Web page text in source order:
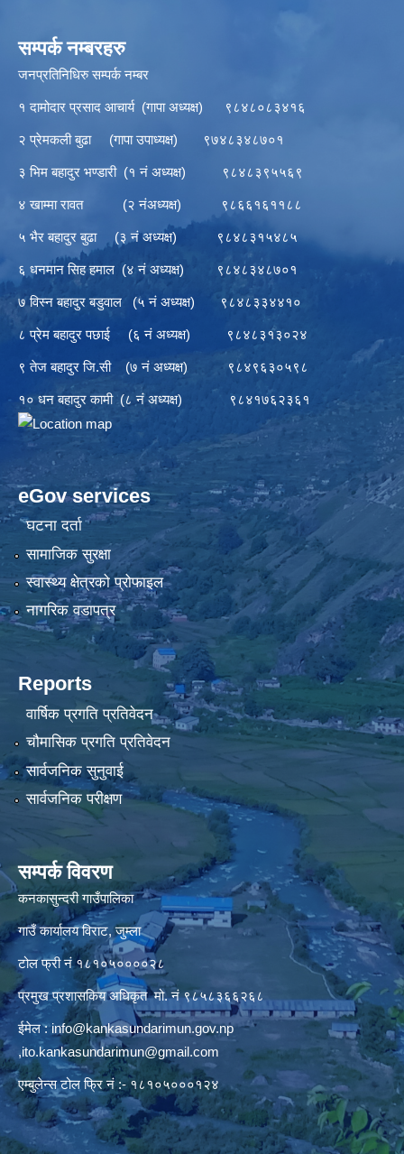
सम्पर्क नम्बरहरु
जनप्रतिनिधिरु सम्पर्क नम्बर
१ दामोदार प्रसाद आचार्य (गापा अध्यक्ष) ९८४८०८३४१६
२ प्रेमकली बुढा (गापा उपाध्यक्ष) ९७४८३४८७०१
३ भिम बहादुर भण्डारी (१ नं अध्यक्ष) ९८४८३९५५६९
४ खाम्मा रावत (२ नंअध्यक्ष) ९८६६१६११८८
५ भैर बहादुर बुढा (३ नं अध्यक्ष) ९८४८३१५४८५
६ धनमान सिह हमाल (४ नं अध्यक्ष) ९८४८३४८७०१
७ विस्न बहादुर बडुवाल (५ नं अध्यक्ष) ९८४८३३४४१०
८ प्रेम बहादुर पछाई (६ नं अध्यक्ष) ९८४८३१३०२४
९ तेज बहादुर जि.सी (७ नं अध्यक्ष) ९८४९६३०५९८
१० धन बहादुर कामी (८ नं अध्यक्ष) ९८४१७६२३६१
eGov services
घटना दर्ता
सामाजिक सुरक्षा
स्वास्थ्य क्षेत्रको प्रोफाइल
नागरिक वडापत्र
Reports
वार्षिक प्रगति प्रतिवेदन
चौमासिक प्रगति प्रतिवेदन
सार्वजनिक सुनुवाई
सार्वजनिक परीक्षण
सम्पर्क विवरण
कनकासुन्दरी गाउँपालिका
गाउँ कार्यालय विराट, जुम्ला
टोल फ्री नं १८१०५००००२८
प्रमुख प्रशासकिय अधिकृत मो. नं ९८५८३६६२६८
ईमेल :info@kankasundarimun.gov.np
,ito.kankasundarimun@gmail.com
एम्बुलेन्स टोल फ्रि नं :- १८१०५०००१२४